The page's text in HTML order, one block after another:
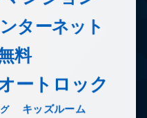
ターネット
料
ートロック
キッズルーム